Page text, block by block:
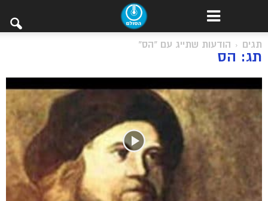
תגים הודעות שתייג עם "הס"
תג: הס